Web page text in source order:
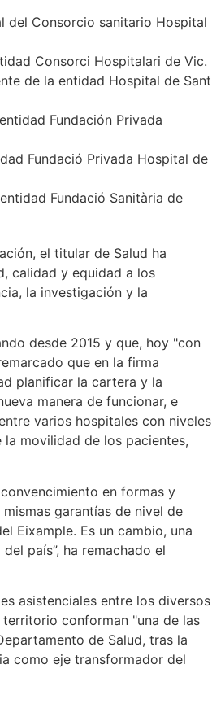
del Consorcio sanitario Hospital
Consorci Hospitalari de Vic.
de la entidad Hospital de Sant
Fundación Privada
Fundació Privada Hospital de
Fundació Sanitària de
el titular de Salud ha
calidad y equidad a los
la investigación y la
desde 2015 y que, hoy "con
que en la firma
planificar la cartera y la
manera de funcionar, e
varios hospitales con niveles
movilidad de los pacientes,
en formas y
garantías de nivel de
Eixample. Es un cambio, una
país”, ha remachado el
asistenciales entre los diversos
conforman "una de las
de Salud, tras la
como eje transformador del